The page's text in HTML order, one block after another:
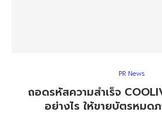
PR News
ถอดรหัสความสำเร็จ
อย่างไร ให้ขายบัตรหมด